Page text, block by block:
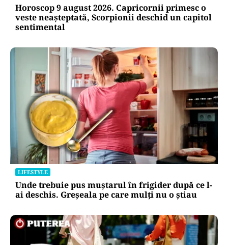
Horoscop 9 august 2026. Capricornii primesc o
veste neașteptată, Scorpionii deschid un capitol
sentimental
LIFESTYLE
Unde trebuie pus muștarul în frigider după ce l-
ai deschis. Greșeala pe care mulți nu o știau